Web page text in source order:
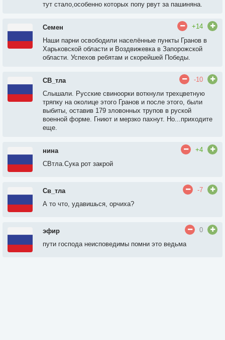
тут стало,особенно которых попу рвут за пашиняна.
Семен
+14
Наши парни освободили населённые пункты Гранов в
Харьковской области и Воздвижевка в Запорожской
области. Успехов ребятам и скорейшей Победы.
СВ_тла
-10
Слышали. Русские свиноорки воткнули трехцветную
тряпку на околице этого Гранов и после этого, были
выбиты, оставив 179 зловонных трупов в руской
военной форме. Гниют и мерзко пахнут. Но...приходите
еще.
нина
+4
СВтла.Сука рот закрой
Св_тла
-7
А то что, удавишься, орчиха?
эфир
0
пути господа неисповедимы помни это ведьма